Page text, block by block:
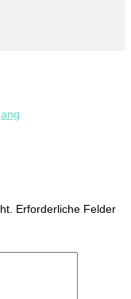
Erforderliche Felder